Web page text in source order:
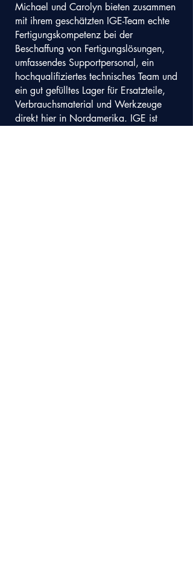
Michael und Carolyn bieten zusammen
mit ihrem geschätzten IGE-Team echte
Fertigungskompetenz bei der
Beschaffung von Fertigungslösungen,
umfassendes Supportpersonal, ein
hochqualifiziertes technisches Team und
ein gut gefülltes Lager für Ersatzteile,
Verbrauchsmaterial und Werkzeuge
direkt hier in Nordamerika. IGE ist